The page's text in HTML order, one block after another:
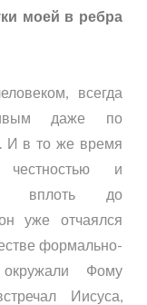
моей в ребра
всегда
даже по
И в то же время
и
вплоть до
уже отчаялся
формально-
Фому
Иисуса,